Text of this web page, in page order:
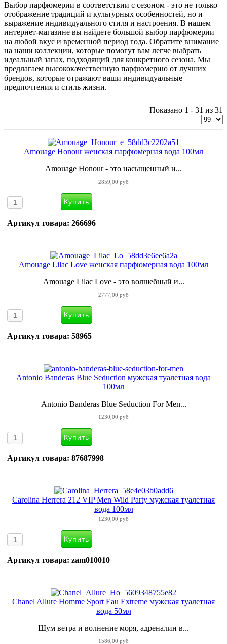
Выбор парфюмерии в соответствии с сезоном - это не только
отображение традиций и культурных особенностей, но и
выражение индивидуального стиля и настроения. В нашем
интернет-магазине вы найдете большой выбор парфюмерии
на любой вкус и временной период года. Обратите внимание
на наши коллекции, которые помогут вам легче выбрать
идеальный запах, подходящий для конкретного сезона. Мы
предлагаем высококачественную парфюмерию от лучших
брендов, которые отражают ваши индивидуальные
предпочтения и стиль жизни.
Показано 1 - 31 из 31
Amouage Honour женская парфюмерная вода 100мл
Amouage Honour - это насыщенный и...
2859,00 руб
Артикул товара: 266696
Amouage Lilac Love женская парфюмерная вода 100мл
Amouage Lilac Love - это волшебный и...
2777,00 руб
Артикул товара: 58965
Antonio Banderas Blue Seduction мужская туалетная вода
100мл
Antonio Banderas Blue Seduction For Men...
1230,00 руб
Артикул товара: 87687998
Carolina Herrera 212 VIP Men Wild Party мужская туалетная
вода 100мл
1230,00 руб
Артикул товара: zam010010
Chanel Allure Homme Sport Eau Extreme мужская туалетная
вода 50мл
Шум ветра и волнение моря, адреналин в...
1586,00 руб